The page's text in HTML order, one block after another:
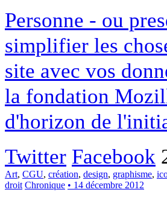
Personne - ou
simplifier les
site avec vos
la fondation
d'horizon de
Twitter Facebook
Art, CGU, création, design, graphisme,
droit Chronique • 14 décembre 2012